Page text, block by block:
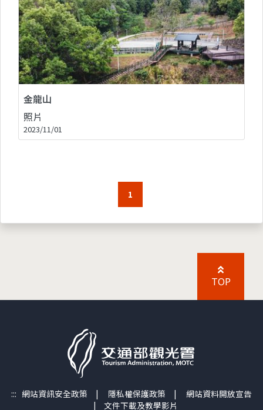
金龍山
照片
2023/11/01
1
TOP
::: 網站資訊安全政策 | 隱私權保護政策 | 網站資料開放宣告
| 文件下載及教學影片